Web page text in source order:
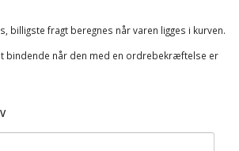
billigste fragt beregnes når varen ligges i kurven.
bindende når den med en ordrebekræftelse er